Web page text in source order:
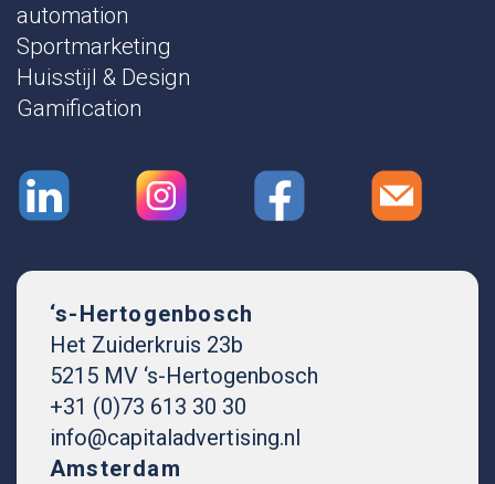
automation
Sportmarketing
Huisstijl & Design
Gamification
‘s-Hertogenbosch
Het Zuiderkruis 23b
5215 MV ‘s-Hertogenbosch
+31 (0)73 613 30 30
info@capitaladvertising.nl
Amsterdam